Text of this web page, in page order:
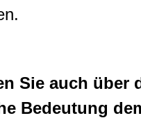
Sie auch über
Bedeutung